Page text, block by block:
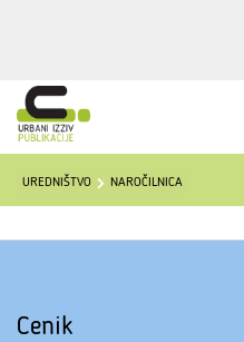
UREDNIŠTVO NAROČILNICA
Cenik